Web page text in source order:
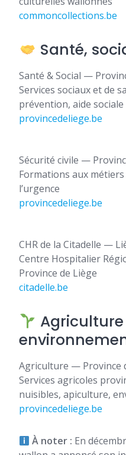
commoncollections.be
Santé,
Santé & Social —
Services sociaux et de
prévention, aide sociale
provincedeliege.be
Sécurité civile —
Formations aux
l’urgence
provincedeliege.be
CHR de la Citadelle —
Centre Hospitalier
Province de Liège
citadelle.be
Agriculture — Province
Services agricoles
nuisibles, apiculture,
provincedeliege.be
À noter : En